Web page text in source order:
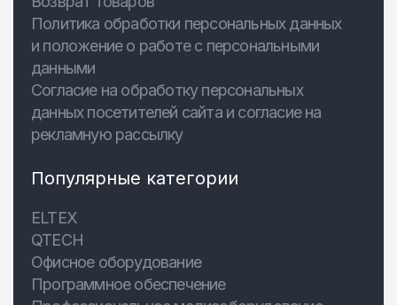
Политика обработки персональных данных
и положение о работе с персональными
данными
Согласие на обработку персональных
данных посетителей сайта и согласие на
рекламную рассылку
Популярные категории
ELTEX
QTECH
Офисное оборудование
Программное обеспечение